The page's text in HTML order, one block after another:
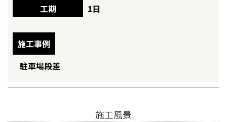
工期 1日
施工事例
駐車場段差
施工風景